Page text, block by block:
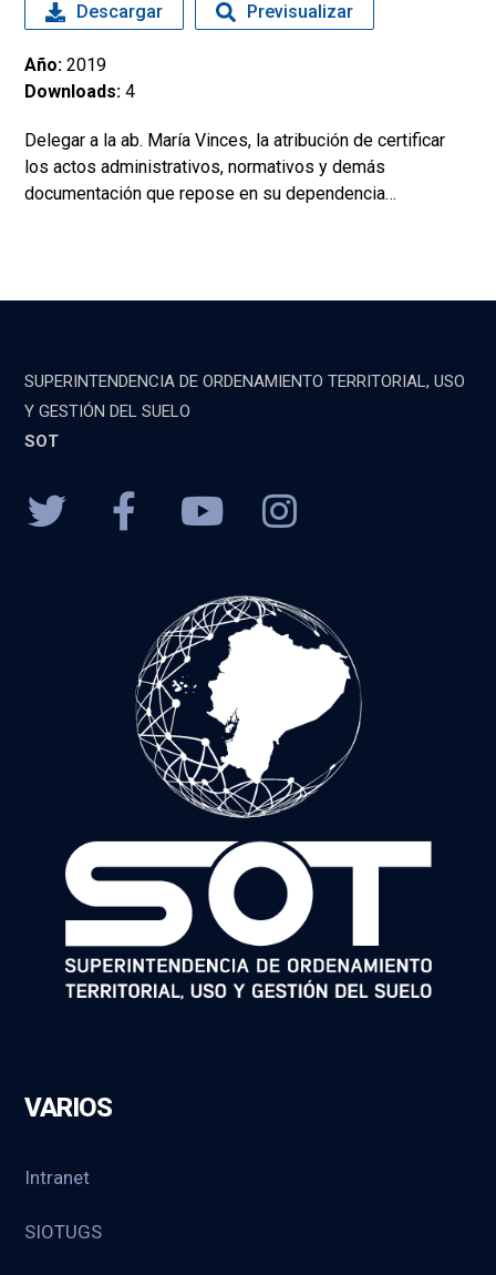
Delegar a la ab. María Vinces, la atribución de certificar
los actos administrativos, normativos y demás
documentación que repose en su dependencia…
Descargar Previsualizar
Año: 2019
Downloads:4
SUPERINTENDENCIA DE ORDENAMIENTO TERRITORIAL, USO
Y GESTIÓN DEL SUELO
SOT
VARIOS
Intranet
SIOTUGS